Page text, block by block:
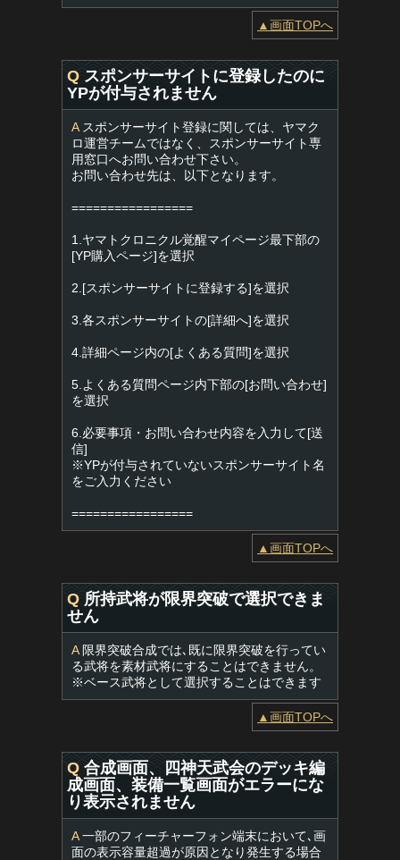
▲画面TOPへ
Q スポンサーサイトに登録したのに
YPが付与されません
Aスポンサーサイト登録に関しては、ヤマク
ロ運営チームではなく、スポンサーサイト専
用窓口へお問い合わせ下さい。
お問い合わせ先は、以下となります。
=================
1.ヤマトクロニクル覚醒マイページ最下部の
[YP購入ページ]を選択
2.[スポンサーサイトに登録する]を選択
3.各スポンサーサイトの[詳細へ]を選択
4.詳細ページ内の[よくある質問]を選択
5.よくある質問ページ内下部の[お問い合わせ]
を選択
6.必要事項・お問い合わせ内容を入力して[送
信]
※YPが付与されていないスポンサーサイト名
をご入力ください
=================
▲画面TOPへ
Q 所持武将が限界突破で選択できま
せん
A限界突破合成では､既に限界突破を行ってい
る武将を素材武将にすることはできません。
※ベース武将として選択することはできます
▲画面TOPへ
Q 合成画面、四神天武会のデッキ編
成画面、装備一覧画面がエラーにな
り表示されません
A一部のフィーチャーフォン端末において､画
面の表示容量超過が原因となり発生する場合